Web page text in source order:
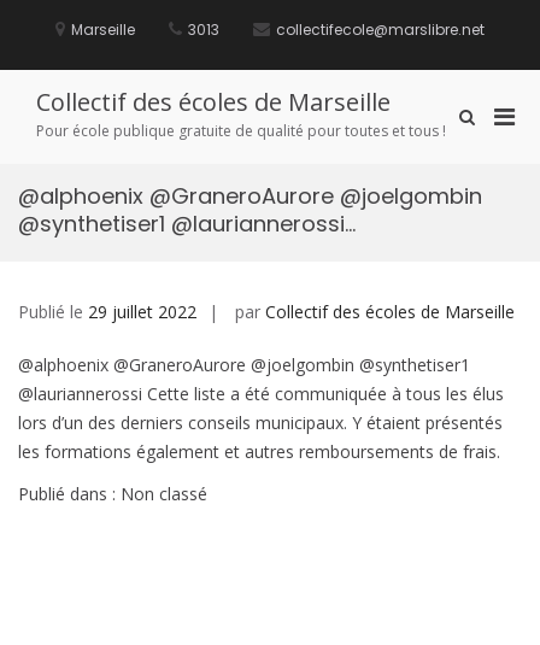
Marseille 3013 collectifecole@marslibre.net
Collectif des écoles de Marseille
Pour école publique gratuite de qualité pour toutes et tous !
Afficher
recherche
@alphoenix @GraneroAurore @joelgombin
@synthetiser1 @lauriannerossi…
Publié le 29 juillet 2022 par Collectif des écoles de Marseille
@alphoenix @GraneroAurore @joelgombin @synthetiser1
@lauriannerossi Cette liste a été communiquée à tous les élus
lors d’un des derniers conseils municipaux. Y étaient présentés
les formations également et autres remboursements de frais.
Publié dans : Non classé